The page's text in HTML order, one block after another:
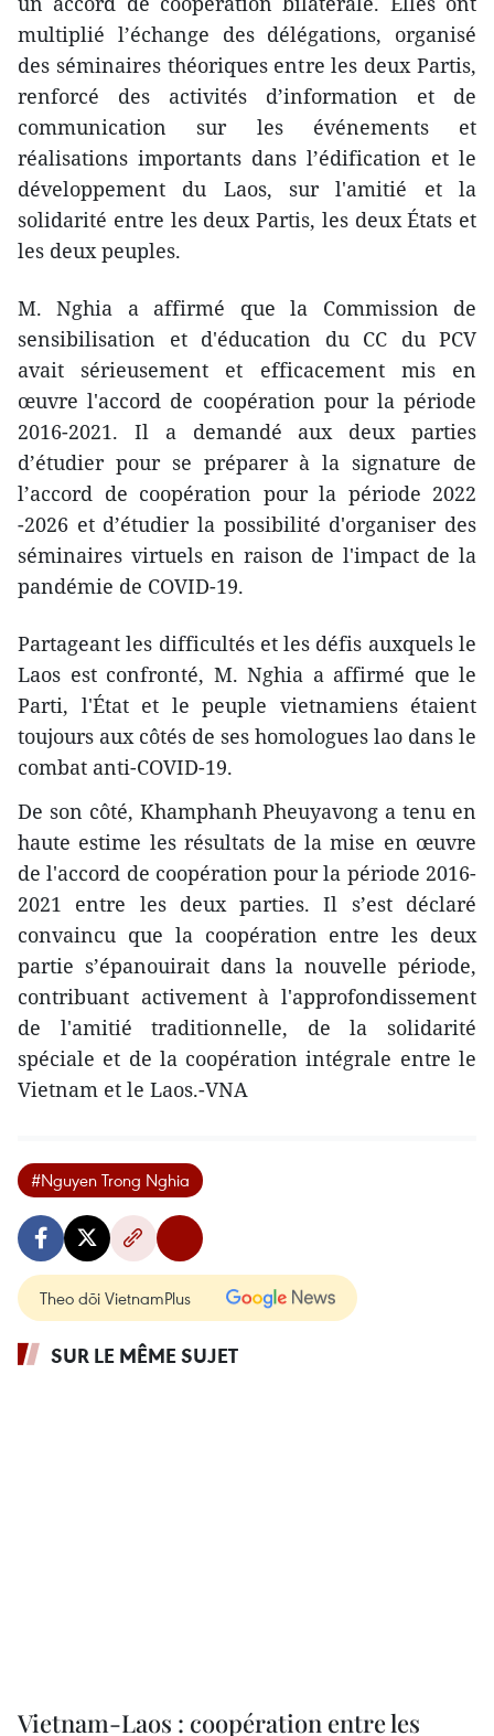
multiplié l’échange des délégations, organisé
des séminaires théoriques entre les deux Partis,
renforcé des activités d’information et de
communication sur les événements et
réalisations importants dans l’édification et le
développement du Laos, sur l'amitié et la
solidarité entre les deux Partis, les deux États et
les deux peuples.
M. Nghia a affirmé que la Commission de
sensibilisation et d'éducation du CC du PCV
avait sérieusement et efficacement mis en
œuvre l'accord de coopération pour la période
2016-2021. Il a demandé aux deux parties
d’étudier pour se préparer à la signature de
l’accord de coopération pour la période 2022
-2026 et d’étudier la possibilité d'organiser des
séminaires virtuels en raison de l'impact de la
pandémie de COVID-19.
Partageant les difficultés et les défis auxquels le
Laos est confronté, M. Nghia a affirmé que le
Parti, l'État et le peuple vietnamiens étaient
toujours aux côtés de ses homologues lao dans le
combat anti-COVID-19.
De son côté, Khamphanh Pheuyavong a tenu en
haute estime les résultats de la mise en œuvre
de l'accord de coopération pour la période 2016-
2021 entre les deux parties. Il s’est déclaré
convaincu que la coopération entre les deux
partie s’épanouirait dans la nouvelle période,
contribuant activement à l'approfondissement
de l'amitié traditionnelle, de la solidarité
spéciale et de la coopération intégrale entre le
Vietnam et le Laos.-VNA
#Nguyen Trong Nghia
Theo dõi VietnamPlus
SUR LE MÊME SUJET
Vietnam-Laos : coopération entre les